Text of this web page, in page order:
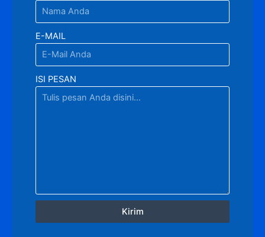
E-MAIL
ISI PESAN
Kirim